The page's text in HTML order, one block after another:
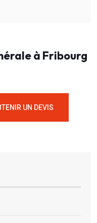
à Fribourg
UN DEVIS